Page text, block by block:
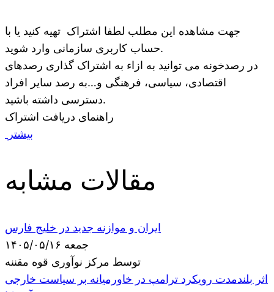
جهت مشاهده این مطلب لطفا اشتراک تهیه کنید یا با
حساب کاربری سازمانی وارد شوید.
در رصدخونه می توانید به ازاء به اشتراک گذاری رصدهای
اقتصادی، سیاسی، فرهنگی و…به رصد سایر افراد
دسترسی داشته باشید.
راهنمای دریافت اشتراک
بیشتر
مقالات مشابه
ایران و موازنه جدید در خلیج فارس
جمعه ۱۴۰۵/۰۵/۱۶
توسط مرکز نوآوری قوه مقننه
اثر بلندمدت رویکرد ترامپ در خاورمیانه بر سیاست خارجی